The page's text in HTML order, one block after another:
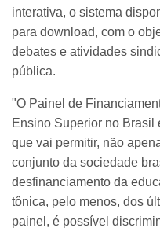
interativa, o sistema
para download, com o
debates e atividades
pública.
"O Painel de
Ensino Superior no Brasil
que vai permitir, não
conjunto da sociedade
desfinanciamento da
tônica, pelo menos, dos
painel, é possível